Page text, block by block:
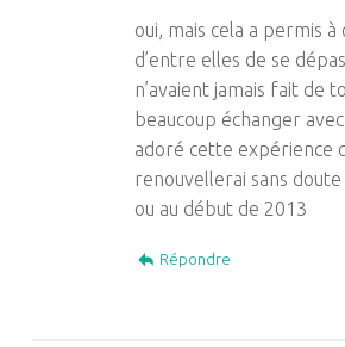
oui, mais cela a permis à
d’entre elles de se
n’avaient jamais fait de
beaucoup échanger avec
adoré cette expérience
renouvellerai sans doute
ou au début de 2013
Répondre